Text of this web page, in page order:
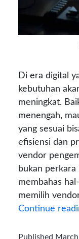
Di era digital
kebutuhan
meningkat.
menengah,
yang sesuai
efisiensi dan
vendor
bukan perkara
membahas
memilih
Continue
Published